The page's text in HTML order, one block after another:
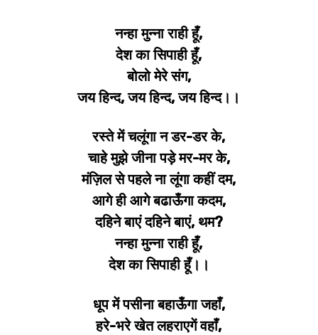
नन्हा मुन्ना राही हूँ,
देश का सिपाही हूँ,
बोलो मेरे संग,
जय हिन्द, जय हिन्द, जय हिन्द।।
रस्ते में चलूंगा न डर-डर के,
चाहे मुझे जीना पड़े मर-मर के,
मंज़िल से पहले ना लूंगा कहीं दम,
आगे ही आगे बढाऊँगा कदम,
दहिने बाएं दहिने बाएं, थम?
नन्हा मुन्ना राही हूँ,
देश का सिपाही हूँ।।
धूप में पसीना बहाऊँगा जहाँ,
हरे-भरे खेत लहराएगें वहाँ,